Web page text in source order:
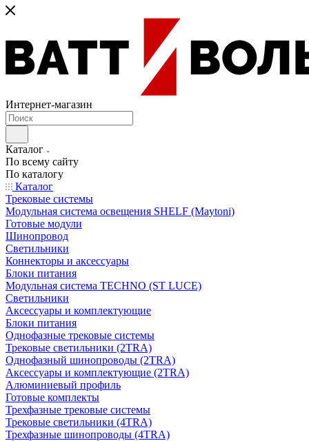
Интернет-магазин
Каталог
По всему сайту
По каталогу
Каталог
Трековые системы
Модульная система освещения SHELF (Maytoni)
Готовые модули
Шинопровод
Светильники
Коннекторы и аксессуары
Блоки питания
Модульная система TECHNO (ST LUCE)
Светильники
Аксессуары и комплектующие
Блоки питания
Однофазные трековые системы
Трековые светильники (2TRA)
Однофазный шинопроводы (2TRA)
Аксессуары и комплектующие (2TRA)
Алюминиевый профиль
Готовые комплекты
Трехфазные трековые системы
Трековые светильники (4TRA)
Трехфазные шинопроводы (4TRA)